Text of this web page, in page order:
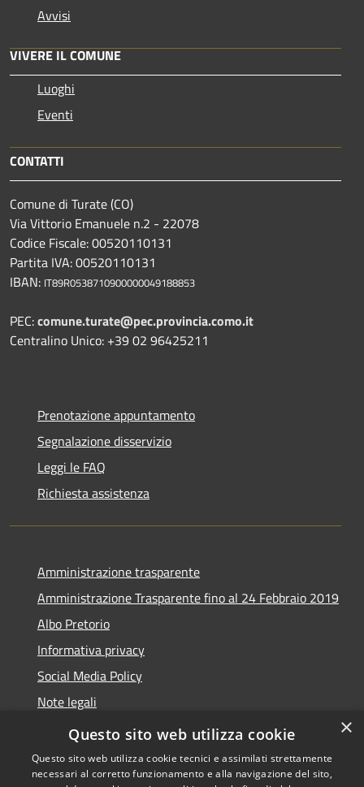
Avvisi
VIVERE IL COMUNE
Luoghi
Eventi
CONTATTI
Comune di Turate (CO)
Via Vittorio Emanuele n.2 - 22078
Codice Fiscale: 00520110131
Partita IVA: 00520110131
IBAN: IT89R0538710900000049188853
PEC:comune.turate@pec.provincia.como.it
Centralino Unico: +39 02 96425211
Prenotazione appuntamento
Segnalazione disservizio
Leggi le FAQ
Richiesta assistenza
Amministrazione trasparente
Amministrazione Trasparente fino al 24 Febbraio 2019
Albo Pretorio
Informativa privacy
Social Media Policy
Note legali
Dichiarazione di accessibilità
×
Questo sito web utilizza cookie
Questo sito web utilizza cookie tecnici e assimilati strettamente
necessari al corretto funzionamento e alla navigazione del sito,